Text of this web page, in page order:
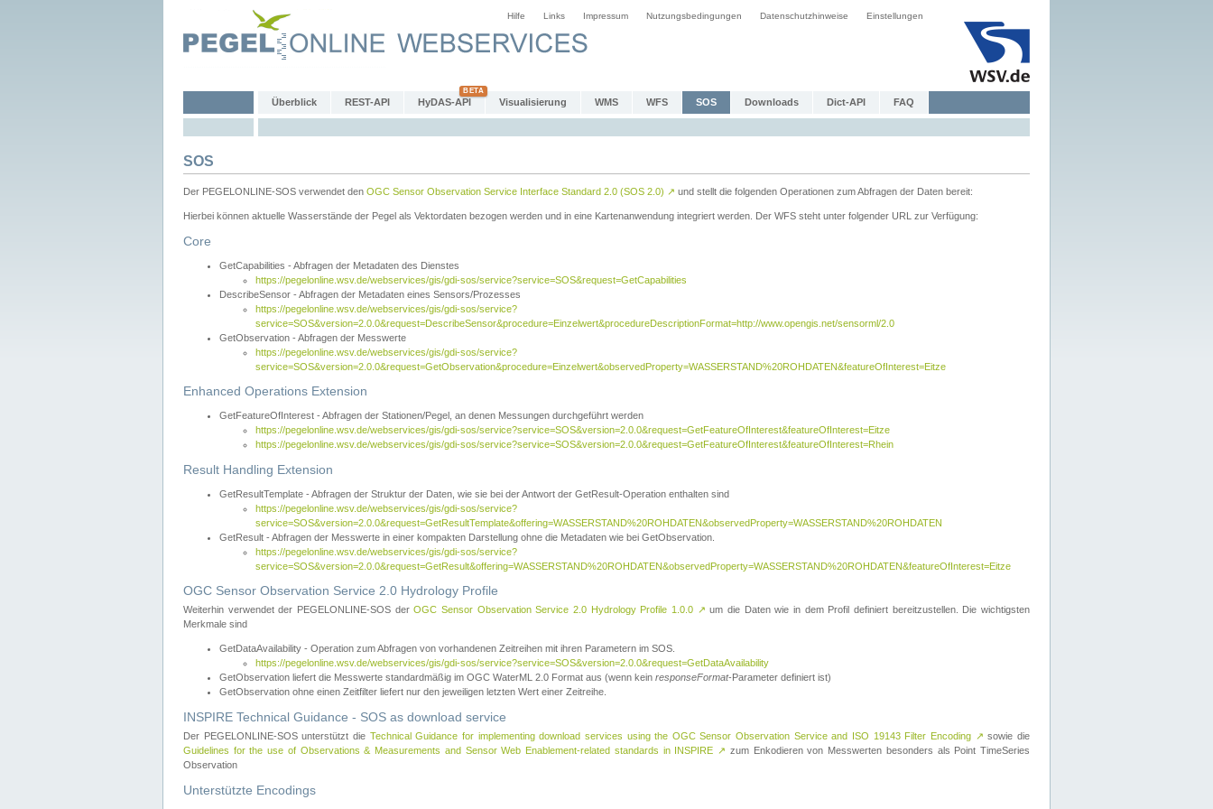
Hilfe Links Impressum Nutzungsbedingungen Datenschutzhinweise Einstellungen
Überblick REST-API HyDAS-API Visualisierung WMS WFS SOS Downloads Dict-API FAQ
SOS
Der PEGELONLINE-SOS verwendet den OGC Sensor Observation Service Interface Standard 2.0 (SOS 2.0) ↗ und stellt die folgenden Operationen zum Abfragen der Daten bereit:
Hierbei können aktuelle Wasserstände der Pegel als Vektordaten bezogen werden und in eine Kartenanwendung integriert werden. Der WFS steht unter folgender URL zur Verfügung:
Core
GetCapabilities - Abfragen der Metadaten des Dienstes
https://pegelonline.wsv.de/webservices/gis/gdi-sos/service?service=SOS&request=GetCapabilities
DescribeSensor - Abfragen der Metadaten eines Sensors/Prozesses
https://pegelonline.wsv.de/webservices/gis/gdi-sos/service?
service=SOS&version=2.0.0&request=DescribeSensor&procedure=Einzelwert&procedureDescriptionFormat=http://www.opengis.net/sensorml/2.0
GetObservation - Abfragen der Messwerte
https://pegelonline.wsv.de/webservices/gis/gdi-sos/service?
service=SOS&version=2.0.0&request=GetObservation&procedure=Einzelwert&observedProperty=WASSERSTAND%20ROHDATEN&featureOfInterest=Eitze
Enhanced Operations Extension
GetFeatureOfInterest - Abfragen der Stationen/Pegel, an denen Messungen durchgeführt werden
https://pegelonline.wsv.de/webservices/gis/gdi-sos/service?service=SOS&version=2.0.0&request=GetFeatureOfInterest&featureOfInterest=Eitze
https://pegelonline.wsv.de/webservices/gis/gdi-sos/service?service=SOS&version=2.0.0&request=GetFeatureOfInterest&featureOfInterest=Rhein
Result Handling Extension
GetResultTemplate - Abfragen der Struktur der Daten, wie sie bei der Antwort der GetResult-Operation enthalten sind
https://pegelonline.wsv.de/webservices/gis/gdi-sos/service?
service=SOS&version=2.0.0&request=GetResultTemplate&offering=WASSERSTAND%20ROHDATEN&observedProperty=WASSERSTAND%20ROHDATEN
GetResult - Abfragen der Messwerte in einer kompakten Darstellung ohne die Metadaten wie bei GetObservation.
https://pegelonline.wsv.de/webservices/gis/gdi-sos/service?
service=SOS&version=2.0.0&request=GetResult&offering=WASSERSTAND%20ROHDATEN&observedProperty=WASSERSTAND%20ROHDATEN&featureOfInterest=Eitze
OGC Sensor Observation Service 2.0 Hydrology Profile
Weiterhin verwendet der PEGELONLINE-SOS derOGC Sensor Observation Service 2.0 Hydrology Profile 1.0.0 ↗ um die Daten wie in dem Profil definiert bereitzustellen. Die wichtigsten
Merkmale sind
GetDataAvailability - Operation zum Abfragen von vorhandenen Zeitreihen mit ihren Parametern im SOS.
https://pegelonline.wsv.de/webservices/gis/gdi-sos/service?service=SOS&version=2.0.0&request=GetDataAvailability
GetObservation liefert die Messwerte standardmäßig im OGC WaterML 2.0 Format aus (wenn kein responseFormat-Parameter definiert ist)
GetObservation ohne einen Zeitfilter liefert nur den jeweiligen letzten Wert einer Zeitreihe.
INSPIRE Technical Guidance - SOS as download service
Der PEGELONLINE-SOS unterstützt die Technical Guidance for implementing download services using the OGC Sensor Observation Service and ISO 19143 Filter Encoding ↗ sowie die
Guidelines for the use of Observations & Measurements and Sensor Web Enablement-related standards in INSPIRE ↗ zum Enkodieren von Messwerten besonders als Point TimeSeries
Observation
Unterstützte Encodings